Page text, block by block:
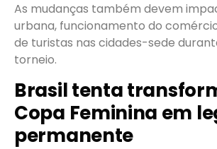
As mudanças também devem
urbana, funcionamento do
de turistas nas cidades-sede
torneio.
Brasil tenta
Copa Feminina em
permanente